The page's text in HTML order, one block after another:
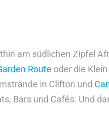
am südlichen Zipfel
Route oder die
in Clifton und
Bars und Cafés. Und